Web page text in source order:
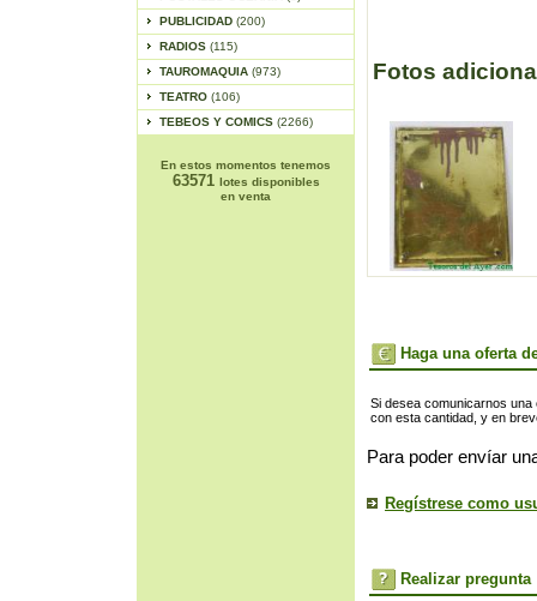
PUBLICIDAD (200)
RADIOS (115)
TAUROMAQUIA (973)
TEATRO (106)
TEBEOS Y COMICS (2266)
En estos momentos tenemos
63571 lotes disponibles
en venta
Fotos
Haga una oferta
Si desea comunicarnos
con esta cantidad, y en
Para poder envíar
Regístrese como
Realizar pregunta